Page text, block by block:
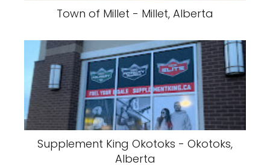
Town of Millet - Millet, Alberta
Supplement King Okotoks - Okotoks,
Alberta